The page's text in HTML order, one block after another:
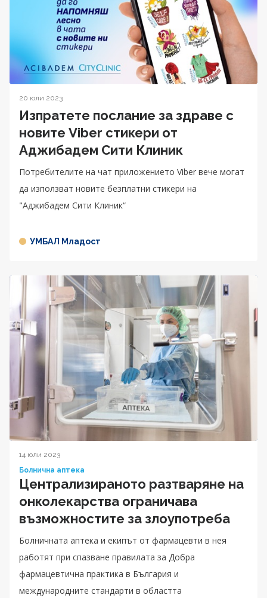
20 юли 2023
Изпратете послание за здраве с
новите Viber стикери от
Аджибадем Сити Клиник
Потребителите на чат приложението Viber вече могат
да използват новите безплатни стикери на
"Аджибадем Сити Клиник“
УМБАЛ Младост
14 юли 2023
Болнична аптека
Централизираното разтваряне на
онколекарства ограничава
възможностите за злоупотреба
Болничната аптека и екипът от фармацевти в нея
работят при спазване правилата за Добра
фармацевтична практика в България и
международните стандарти в областта